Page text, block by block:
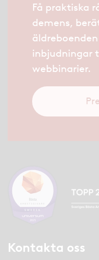
Få praktiska
demens,
inbjudningar
webbinarier.
Kontakta oss